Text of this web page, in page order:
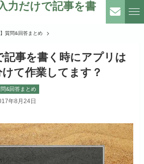
力だけで記事を書
質問&回答まとめ
記事を書く時にアプリは
て作業してます？
問&回答まとめ
年8月24日